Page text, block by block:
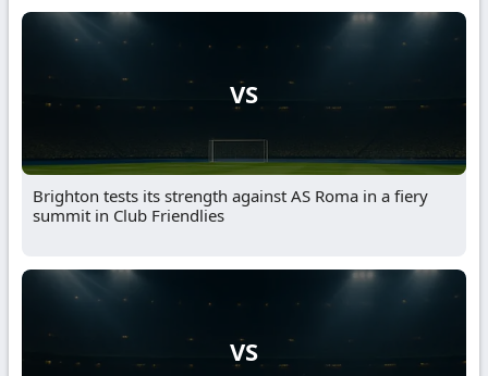
VS
Brighton tests its strength against AS Roma in a fiery
summit in Club Friendlies
VS